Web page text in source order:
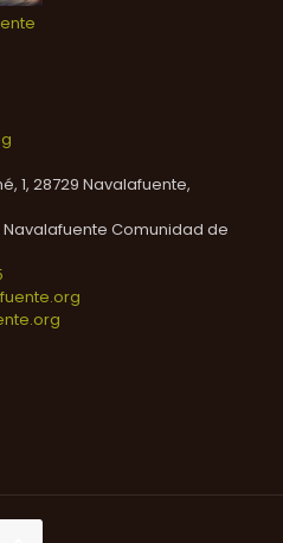
1, 28729 Navalafuente,
Navalafuente Comunidad de